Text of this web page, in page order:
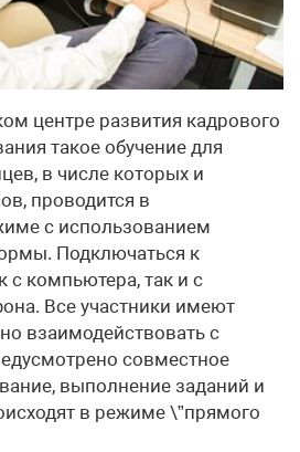
центре развития кадрового
такое обучение для
в числе которых и
проводится в
с использованием
Подключаться к
компьютера, так и с
Все участники имеют
взаимодействовать с
совместное
выполнение заданий и
в режиме \”прямого